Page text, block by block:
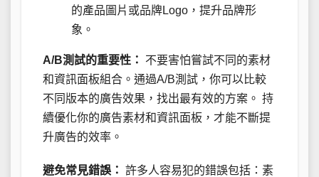
的產品圖片或品牌Logo，提升品牌形
象。
A/B測試的重要性：
不要害怕嘗試不同的素材
和資訊面板組合。通過A/B測試，你可以比較
不同版本的廣告效果，找出最有效的方案。 持
續優化你的廣告素材和資訊面板，才能不斷提
升廣告的效率。
避免常見錯誤： 許多人容易犯的錯誤包括：素